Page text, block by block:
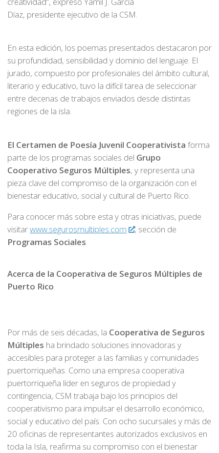
Díaz, presidente ejecutivo de la CSM.
En esta edición, los poemas presentados destacaron por
su profundidad, sensibilidad y dominio del lenguaje. El
jurado, compuesto por profesionales del ámbito cultural,
literario y educativo, tuvo la difícil tarea de seleccionar
entre decenas de trabajos enviados desde distintas
regiones de la isla.
El Certamen de Poesía Juvenil Cooperativista forma
parte de los programas sociales del Grupo
Cooperativo Seguros Múltiples, y representa una
pieza clave del compromiso de la organización con el
bienestar educativo, social y cultural de Puerto Rico.
Para conocer más sobre esta y otras iniciativas, puede
visitarwww.segurosmultiples.com
, sección de
Programas Sociales.
Acerca de la Cooperativa de Seguros Múltiples de
Puerto Rico
Por más de seis décadas, la Cooperativa de Seguros
Múltiples ha brindado soluciones innovadoras y
accesibles para proteger a las familias y comunidades
puertorriqueñas. Como una empresa cooperativa
puertorriqueña líder en seguros de propiedad y
contingencia, CSM trabaja bajo los principios del
cooperativismo para impulsar el desarrollo económico,
social y educativo del país. Con ocho sucursales y más de
20 oficinas de representantes autorizados exclusivos en
toda la Isla, reafirma su compromiso con el bienestar